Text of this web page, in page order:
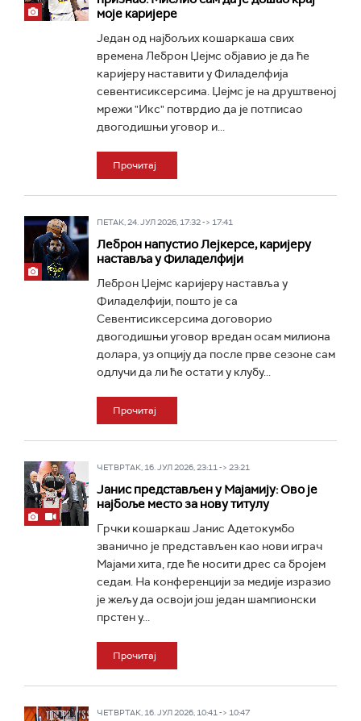
моје каријере
Један од најбољих кошаркаша свих
времена Леброн Џејмс објавио је да ће
каријеру наставити у Филаделфија
севентисиксерсима. Џејмс је на друштвеној
мрежи "Икс" потврдио да је потписао
двогодишњи уговор и...
Прочитај
ПЕТАК, 24. ЈУЛ 2026, 17:32 -> 17:41
Леброн напустио Лејкерсе, каријеру
наставља у Филаделфији
Леброн Џејмс каријеру наставља у
Филаделфији, пошто је са
Севентисиксерсима договорио
двогодишњи уговор вредан осам милиона
долара, уз опцију да после прве сезоне сам
одлучи да ли ће остати у клубу...
Прочитај
ЧЕТВРТАК, 16. ЈУЛ 2026, 23:11 -> 23:21
Јанис представљен у Мајамију: Ово је
најбоље место за нову титулу
Грчки кошаркаш Јанис Адетокумбо
званично је представљен као нови играч
Мајами хита, где ће носити дрес са бројем
седам. На конференцији за медије изразио
је жељу да освоји још један шампионски
прстен у...
Прочитај
ЧЕТВРТАК, 16. ЈУЛ 2026, 10:41 -> 10:47